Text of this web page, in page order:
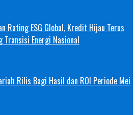
Rating ESG Global, Kredit Hijau Terus
Transisi Energi Nasional
Rilis Bagi Hasil dan ROI Periode Mei